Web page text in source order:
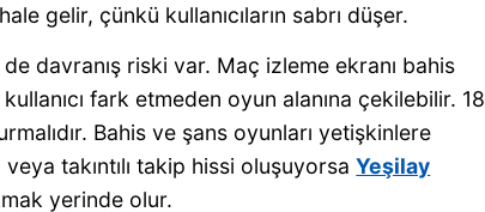
gelir, çünkü kullanıcıların sabrı düşer.
davranış riski var. Maç izleme ekranı bahis
fark etmeden oyun alanına çekilebilir. 18
Bahis ve şans oyunları yetişkinlere
takıntılı takip hissi oluşuyorsaYeşilay
yerinde olur.